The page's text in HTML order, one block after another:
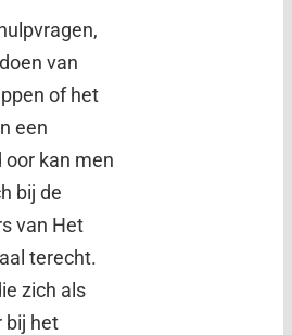
van
of het
een
oor kan men
bij de
van Het
terecht.
zich als
bij het